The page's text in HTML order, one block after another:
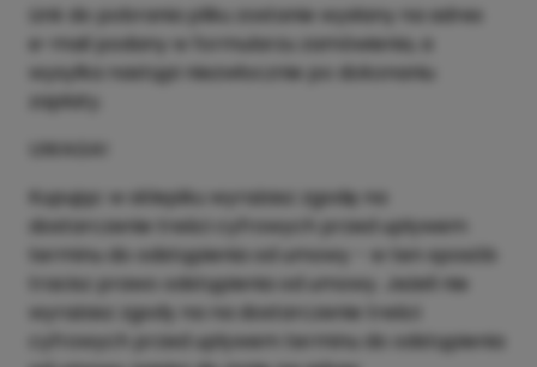
Link do pobrania pliku zostanie wysłany na adres
e-mail podany w formularzu zamówienia, a
wysyłka nastąpi niezwłocznie po dokonaniu
zapłaty.
UWAGA!
Kupując w sklepiku wyrażasz zgodę na
dostarczenie treści cyfrowych przed upływem
terminu do odstąpienia od umowy - w ten sposób
tracisz prawo odstąpienia od umowy. Jeżeli nie
wyrażasz zgody na na dostarczenie treści
cyfrowych przed upływem terminu do odstąpienia